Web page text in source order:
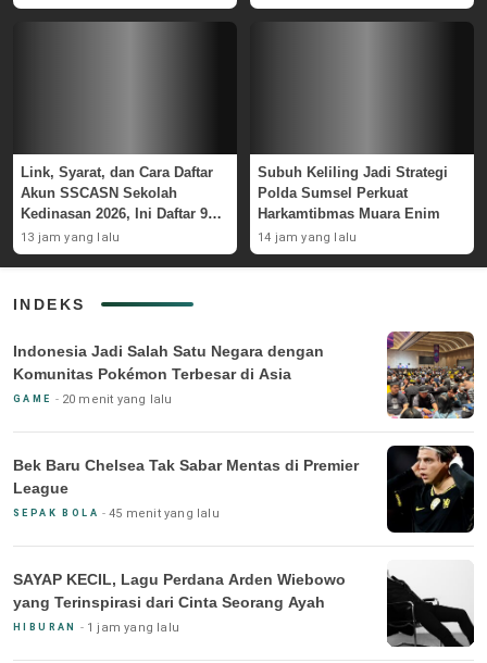
Link, Syarat, dan Cara Daftar
Akun SSCASN Sekolah
Kedinasan 2026, Ini Daftar 9
Instansinya
13 jam yang lalu
Subuh Keliling Jadi Strategi
Polda Sumsel Perkuat
Harkamtibmas Muara Enim
14 jam yang lalu
INDEKS
Indonesia Jadi Salah Satu Negara dengan
Komunitas Pokémon Terbesar di Asia
GAME 20 menit yang lalu
Bek Baru Chelsea Tak Sabar Mentas di Premier
League
SEPAK BOLA 45 menit yang lalu
SAYAP KECIL, Lagu Perdana Arden Wiebowo
yang Terinspirasi dari Cinta Seorang Ayah
HIBURAN 1 jam yang lalu